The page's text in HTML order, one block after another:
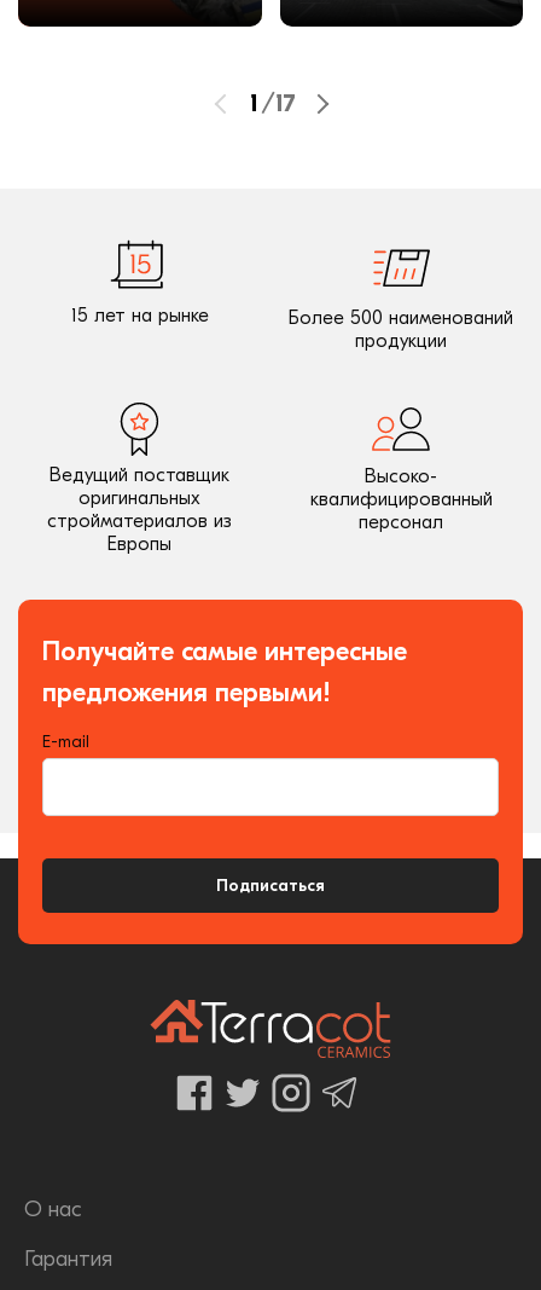
1 /17
15 лет на рынке
Более 500 наименований
продукции
Ведущий поставщик
оригинальных
стройматериалов из
Европы
Высоко-
квалифицированный
персонал
Получайте самые интересные
предложения первыми!
E-mail
Подписаться
О нас
Гарантия